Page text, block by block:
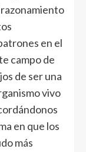
en el
campo de
de ser una
vivo
en que los
más